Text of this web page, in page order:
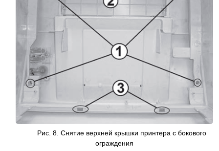
Рис. 8. Снятие верхней крышки принтера с бокового
ограждения